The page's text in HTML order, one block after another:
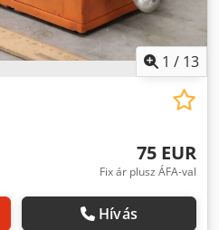
1 / 13
75 EUR
Fix ár plusz ÁFA-val
Hívás